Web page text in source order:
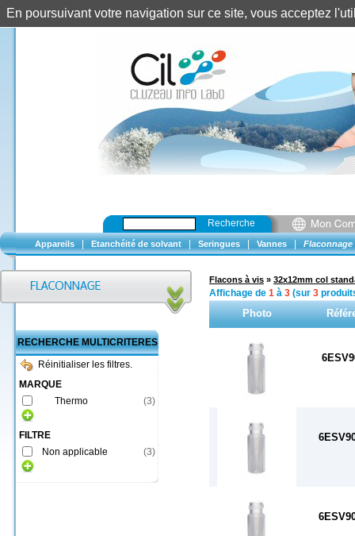
Recherche
Appareils Etanchéité de solvant Seringues Vannes Flaconnage
RECHERCHE MULTICRITERES
Réinitialiser les filtres.
MARQUE
Thermo
(3)
FILTRE
Non applicable
(3)
Flacons à vis » 32x12mm col
Affichage de 1 à 3 (sur 3
Photo
En poursuivant votre navigation sur ce site, vous acceptez